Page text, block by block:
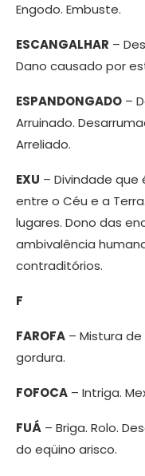
Engodo. Embuste.
ESCANGALHAR –
Dano causado por
ESPANDONGADO –
Arruinado.
Arreliado.
EXU – Divindade
entre o Céu e a
lugares. Dono das
ambivalência
contraditórios.
F
FAROFA – Mistura
gordura.
FOFOCA – Intriga.
FUÁ – Briga. Rolo.
do eqüino arisco.